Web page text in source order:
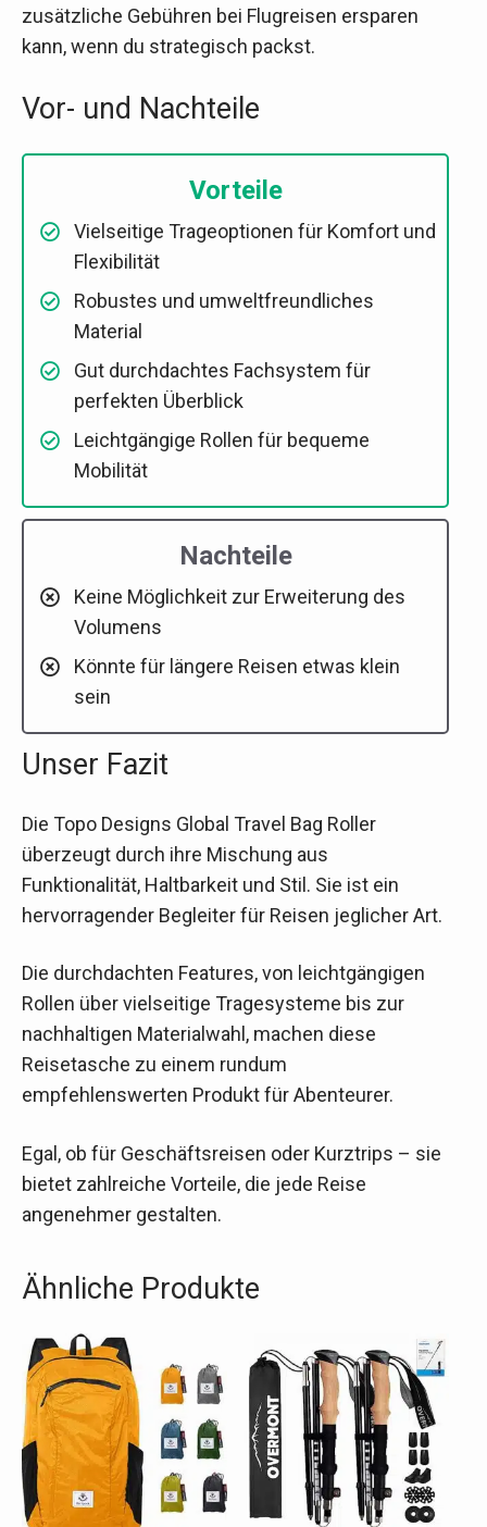
zusätzliche Gebühren bei Flugreisen ersparen
kann, wenn du strategisch packst.
Vor- und Nachteile
Vorteile
Vielseitige Trageoptionen für Komfort und
Flexibilität
Robustes und umweltfreundliches
Material
Gut durchdachtes Fachsystem für
perfekten Überblick
Leichtgängige Rollen für bequeme
Mobilität
Nachteile
Keine Möglichkeit zur Erweiterung des
Volumens
Könnte für längere Reisen etwas klein
sein
Unser Fazit
Die Topo Designs Global Travel Bag Roller
überzeugt durch ihre Mischung aus
Funktionalität, Haltbarkeit und Stil. Sie ist ein
hervorragender Begleiter für Reisen jeglicher Art.
Die durchdachten Features, von leichtgängigen
Rollen über vielseitige Tragesysteme bis zur
nachhaltigen Materialwahl, machen diese
Reisetasche zu einem rundum
empfehlenswerten Produkt für Abenteurer.
Egal, ob für Geschäftsreisen oder Kurztrips – sie
bietet zahlreiche Vorteile, die jede Reise
angenehmer gestalten.
Ähnliche Produkte